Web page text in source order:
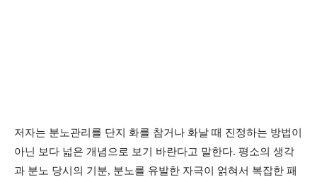
저자는 분노관리를 단지 화를 참거나 화날 때 진정하는 방법이
아닌 보다 넓은 개념으로 보기 바란다고 말한다. 평소의 생각
과 분노 당시의 기분, 분노를 유발한 자극이 얽혀서 복잡한 패